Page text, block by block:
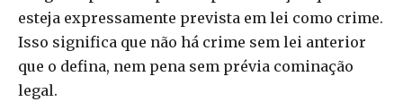
esteja expressamente prevista em lei como crime.
Isso significa que não há crime sem lei anterior
que o defina, nem pena sem prévia cominação
legal.